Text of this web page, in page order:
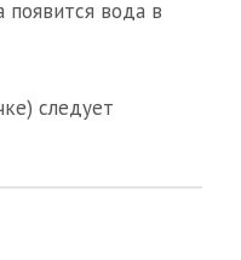
появится вода в
следует